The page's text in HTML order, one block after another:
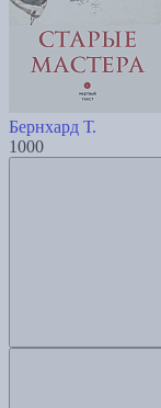
Бернхард Т.
1000